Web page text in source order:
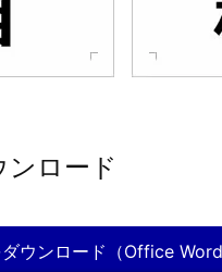
ロード
ウンロード（Office